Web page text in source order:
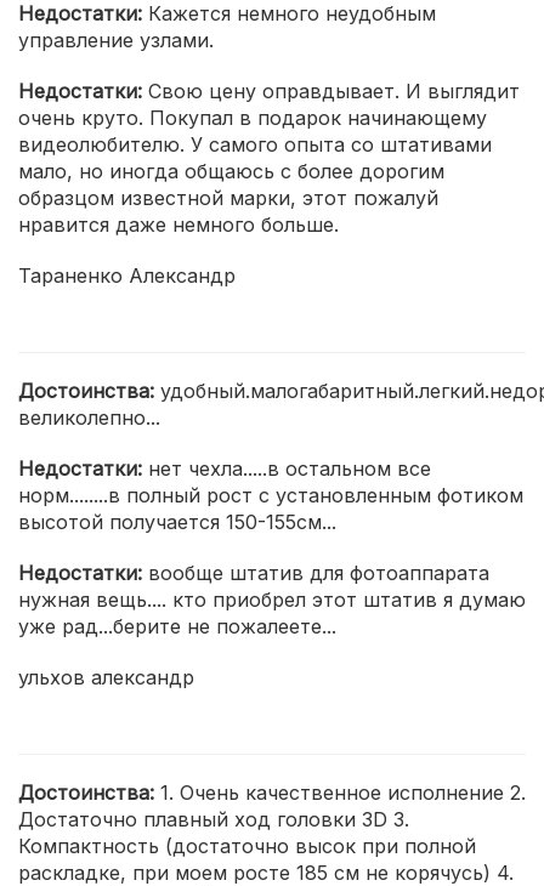
Недостатки: Кажется немного неудобным
управление узлами.
Недостатки: Свою цену оправдывает. И выглядит
очень круто. Покупал в подарок начинающему
видеолюбителю. У самого опыта со штативами
мало, но иногда общаюсь с более дорогим
образцом известной марки, этот пожалуй
нравится даже немного больше.
Тараненко Александр
Достоинства:
великолепно...
Недостатки: нет чехла.....в остальном все
норм........в полный рост с установленным фотиком
высотой получается 150-155см...
Недостатки: вообще штатив для фотоаппарата
нужная вещь.... кто приобрел этот штатив я думаю
уже рад...берите не пожалеете...
ульхов александр
Достоинства: 1. Очень качественное исполнение 2.
Достаточно плавный ход головки 3D 3.
Компактность (достаточно высок при полной
раскладке, при моем росте 185 см не корячусь) 4.